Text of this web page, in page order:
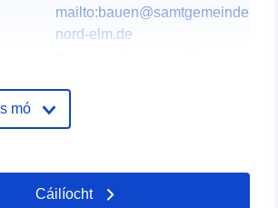
mailto:bauen@samtgemeinde-
nord-elm.de
URL:
nord-elm.de/
mó
Cáilíocht